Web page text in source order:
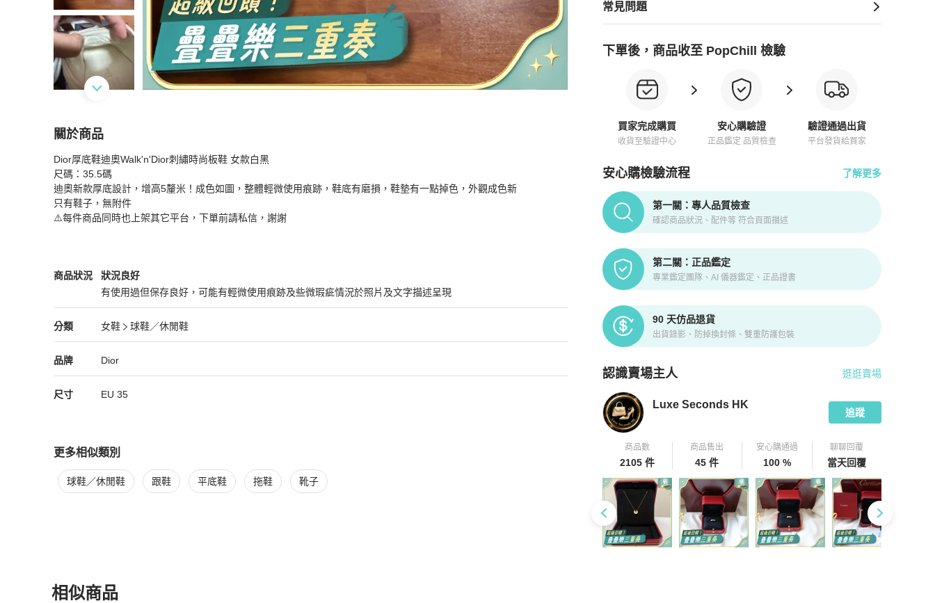
常見問題
下單後，商品收至 PopChill 檢驗
買家完成購買
收貨至驗證中心
安心購驗證
正品鑑定 品質檢查
驗證通過出貨
平台發貨給買家
安心購檢驗流程 了解更多
PopChill拍拍圈正品驗證、安心購檢驗流程介紹
第一關：專人品質檢查
確認商品狀況、配件等 符合頁面描述
第二關：正品鑑定
專業鑑定團隊、AI 儀器鑑定、正品證書
90 天仿品退貨
出貨錄影、防掉換封條、雙重防護包裝
認識賣場主人
PopChill 拍拍圈嚴選賣家
逛逛賣場
Luxe Seconds HK
追蹤
商品數
2105 件
商品售出
45 件
安心購通過
100 %
聊聊回覆
當天回覆
關於商品
關於Dior厚底鞋迪奧Walk'n'Dior刺繡時尚板鞋 女款白黑 35.5碼
Dior厚底鞋迪奧Walk'n'Dior刺繡時尚板鞋 女款白黑
尺碼：35.5碼
迪奧新款厚底設計，增高5釐米！成色如圖，整體輕微使用痕跡，鞋底有磨損，鞋墊有一點掉色，外觀成色新
只有鞋子，無附件
⚠️每件商品同時也上架其它平台，下單前請私信，謝謝
商品狀況
Dior女鞋商品狀態與細節
狀況良好
有使用過但保存良好，可能有輕微使用痕跡及些微瑕疵情況於照片及文字描述呈現
狀況良好
分類
Dior女鞋 分類資訊
女鞋
球鞋／休閒鞋
女鞋/球鞋／休閒鞋推薦
品牌
Dior精品 女鞋品牌介紹
Dior
Dior推薦清單
尺寸 EU 35
更多相似類別
更多Dior女鞋相似商品推薦
球鞋／休閒鞋 跟鞋 平底鞋 拖鞋 靴子
相似商品